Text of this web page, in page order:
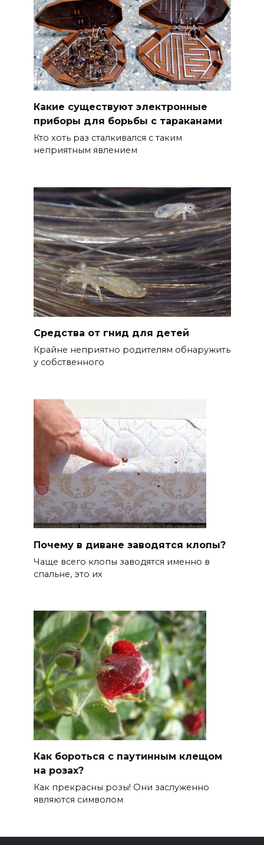
Какие существуют электронные
приборы для борьбы с тараканами
Кто хоть раз сталкивался с таким
неприятным явлением
Средства от гнид для детей
Крайне неприятно родителям обнаружить
у собственного
Почему в диване заводятся клопы?
Чаще всего клопы заводятся именно в
спальне, это их
Как бороться с паутинным клещом
на розах?
Как прекрасны розы! Они заслуженно
являются символом